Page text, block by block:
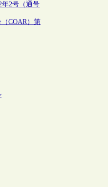
年2号（通号
COAR）第